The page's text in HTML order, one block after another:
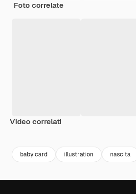
Foto correlate
Video correlati
baby card illustration nascita